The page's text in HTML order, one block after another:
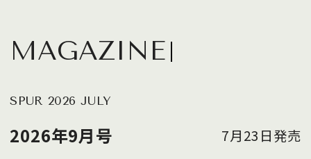
MAGAZINE
SPUR 2026 JULY
2026年9月号 7月23日発売